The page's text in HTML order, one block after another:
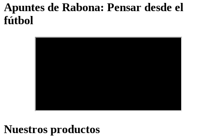
Apuntes de Rabona: Pensar desde el
fútbol
Nuestros productos